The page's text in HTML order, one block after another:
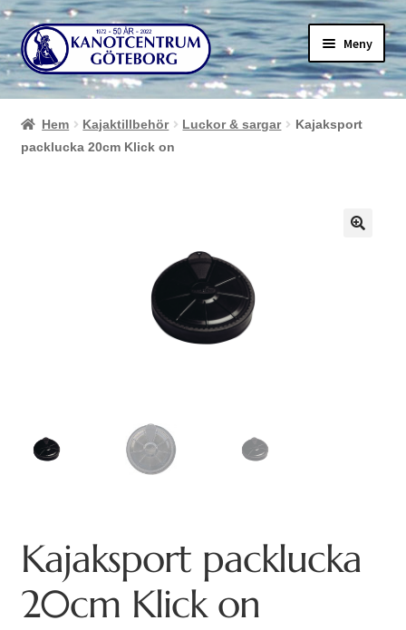
Hoppa
till
navigering
Hoppa
till
innehåll
Meny
Hem Kajaktillbehör Luckor & sargar
Kajaksport
packlucka 20cm Klick on
Kajaksport packlucka
20cm Klick on